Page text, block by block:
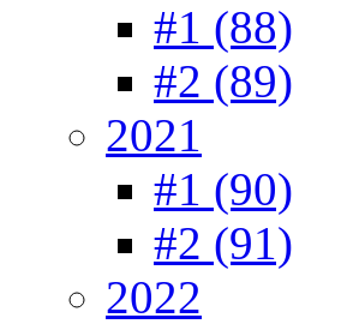
#1 (88)
#2 (89)
2021
#1 (90)
#2 (91)
2022